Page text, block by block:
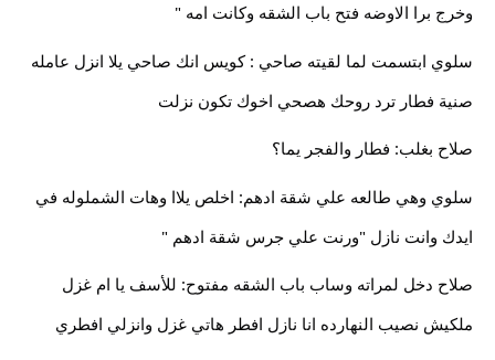
وخرج برا الاوضه فتح باب الشقه وكانت امه "
سلوي ابتسمت لما لقيته صاحي : كويس انك صاحي يلا انزل عامله
صنية فطار ترد روحك هصحي اخوك تكون نزلت
صلاح بغلب: فطار والفجر يما؟
سلوي وهي طالعه علي شقة ادهم: اخلص يلاا وهات الشملوله في
ايدك وانت نازل "ورنت علي جرس شقة ادهم "
صلاح دخل لمراته وساب باب الشقه مفتوح: للأسف يا ام غزل
ملكيش نصيب النهارده انا نازل افطر هاتي غزل وانزلي افطري